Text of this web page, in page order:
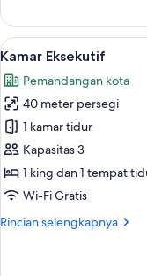
Suite
(Hollywood)
Lihat
semua
foto
untuk
Kamar
Eksekutif
1
Kamar Eksekutif
Pemandangan kota
40 meter persegi
1 kamar tidur
Kapasitas 3
1 king dan 1 tempat
Wi-Fi Gratis
Rincian selengkapnya
Rincian